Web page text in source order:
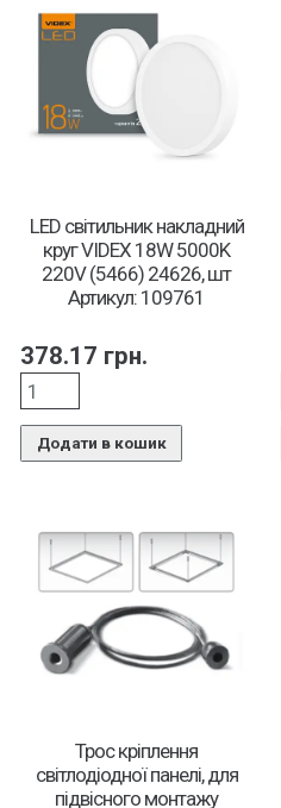
LED світильник накладний
круг VIDEX 18W 5000K
220V (5466) 24626, шт
Артикул: 109761
378.17 грн.
Додати в кошик
Трос кріплення
світлодіодної панелі, для
підвісного монтажу